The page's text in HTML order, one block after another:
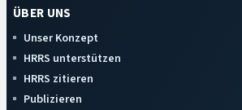
ÜBER UNS
Unser Konzept
HRRS unterstützen
HRRS zitieren
Publizieren